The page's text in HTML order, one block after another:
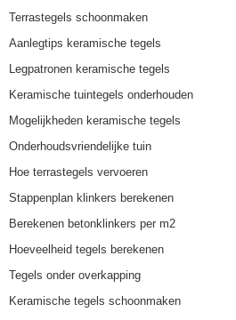
Terrastegels schoonmaken
Aanlegtips keramische tegels
Legpatronen keramische tegels
Keramische tuintegels onderhouden
Mogelijkheden keramische tegels
Onderhoudsvriendelijke tuin
Hoe terrastegels vervoeren
Stappenplan klinkers berekenen
Berekenen betonklinkers per m2
Hoeveelheid tegels berekenen
Tegels onder overkapping
Keramische tegels schoonmaken